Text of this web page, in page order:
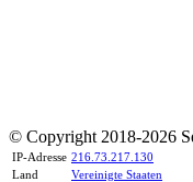
© Copyright 2018-2026
IP-Adresse 216.73.217.130
Land
Vereinigte Staaten